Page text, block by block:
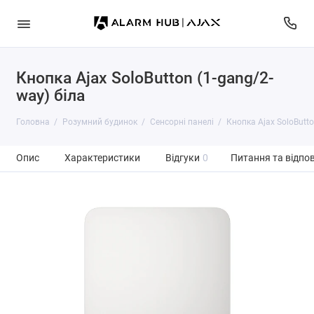
Кнопка Ajax SoloButton (1-gang/2-
way) біла
Головна Розумний будинок Сенсорні панелі Кнопка Ajax
Опис Характеристики Відгуки 0 Питання та